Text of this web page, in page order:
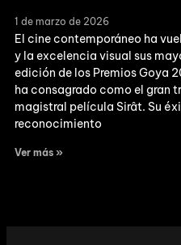
1 de marzo de 2026
El cine contemporáneo ha
y la excelencia visual sus
edición de los Premios Goya
ha consagrado como el gran
magistral película Sirât. Su
reconocimiento
Ver más »